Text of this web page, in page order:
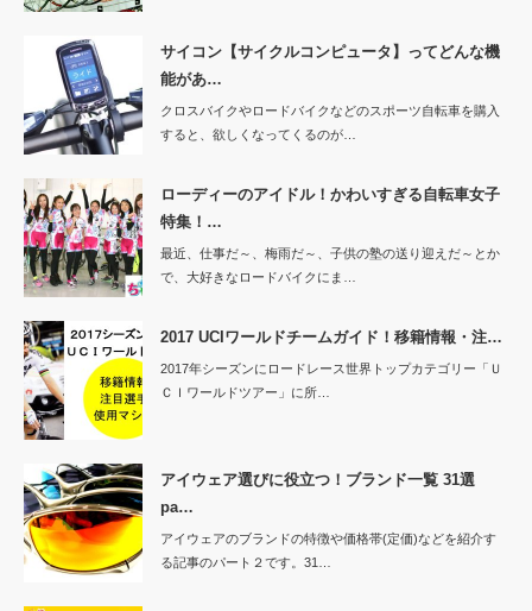
サイコン【サイクルコンピュータ】ってどんな機
能があ…
クロスバイクやロードバイクなどのスポーツ自転車を購入
すると、欲しくなってくるのが…
ローディーのアイドル！かわいすぎる自転車女子
特集！…
最近、仕事だ～、梅雨だ～、子供の塾の送り迎えだ～とか
で、大好きなロードバイクにま…
2017 UCIワールドチームガイド！移籍情報・注…
2017年シーズンにロードレース世界トップカテゴリー「Ｕ
ＣＩワールドツアー」に所…
アイウェア選びに役立つ！ブランド一覧 31選
pa…
アイウェアのブランドの特徴や価格帯(定価)などを紹介す
る記事のパート２です。31…